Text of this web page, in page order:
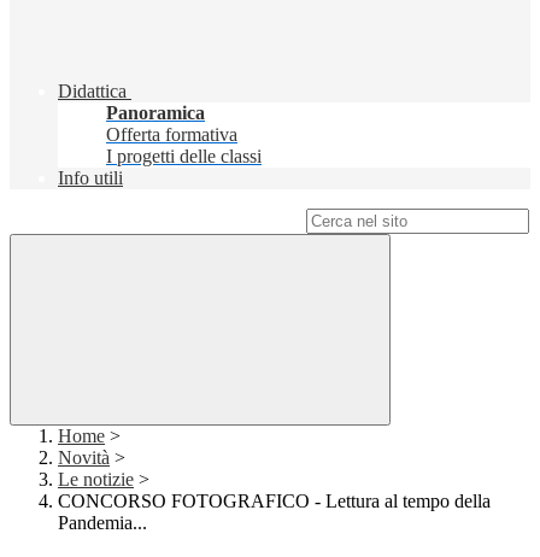
Didattica
Panoramica
Offerta formativa
I progetti delle classi
Info utili
Home >
Novità >
Le notizie >
CONCORSO FOTOGRAFICO - Lettura al tempo della
Pandemia...